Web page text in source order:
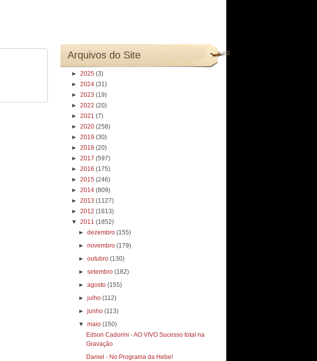
Arquivos do Site
► 2025 (3)
► 2024 (31)
► 2023 (19)
► 2022 (20)
► 2021 (7)
► 2020 (258)
► 2019 (30)
► 2018 (20)
► 2017 (597)
► 2016 (175)
► 2015 (246)
► 2014 (809)
► 2013 (1127)
► 2012 (1613)
▼ 2011 (1852)
►dezembro(155)
►novembro(179)
►outubro(130)
►setembro(182)
►agosto(155)
►julho(112)
►junho(113)
▼maio(150)
Edson Cadorini - AO VIVO Sucesso total‏ na
Gravação
Daniel - No Programa da Hebe!‏